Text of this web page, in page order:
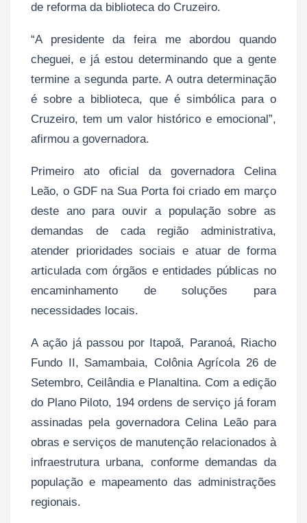
de reforma da biblioteca do Cruzeiro.
“A presidente da feira me abordou quando
cheguei, e já estou determinando que a gente
termine a segunda parte. A outra determinação
é sobre a biblioteca, que é simbólica para o
Cruzeiro, tem um valor histórico e emocional”,
afirmou a governadora.
Primeiro ato oficial da governadora Celina
Leão, o GDF na Sua Porta foi criado em março
deste ano para ouvir a população sobre as
demandas de cada região administrativa,
atender prioridades sociais e atuar de forma
articulada com órgãos e entidades públicas no
encaminhamento de soluções para
necessidades locais.
A ação já passou por Itapoã, Paranoá, Riacho
Fundo II, Samambaia, Colônia Agrícola 26 de
Setembro, Ceilândia e Planaltina. Com a edição
do Plano Piloto, 194 ordens de serviço já foram
assinadas pela governadora Celina Leão para
obras e serviços de manutenção relacionados à
infraestrutura urbana, conforme demandas da
população e mapeamento das administrações
regionais.